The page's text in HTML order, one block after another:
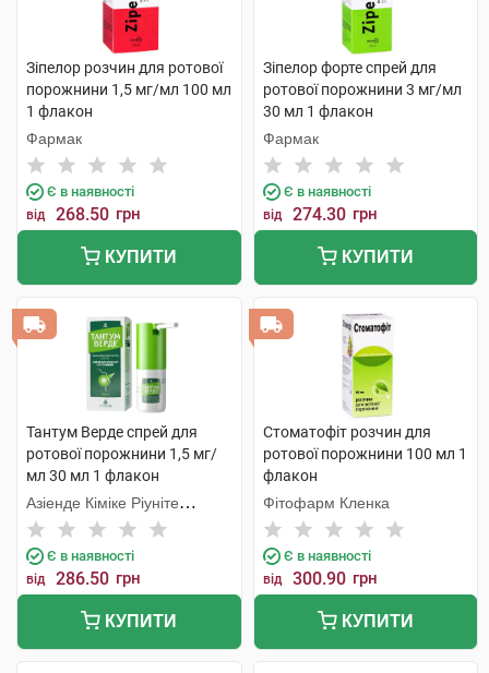
Зіпелор розчин для ротової
порожнини 1,5 мг/мл 100 мл
1 флакон
Фармак
Є в наявності
від 268.50 грн
КУПИТИ
Зіпелор форте спрей для
ротової порожнини 3 мг/мл
30 мл 1 флакон
Фармак
Є в наявності
від 274.30 грн
КУПИТИ
Тантум Верде спрей для
ротової порожнини 1,5 мг/
мл 30 мл 1 флакон
Азіенде Кіміке Ріуніте
Анжеліні Франческо
Є в наявності
від 286.50 грн
КУПИТИ
Стоматофіт розчин для
ротової порожнини 100 мл 1
флакон
Фітофарм Кленка
Є в наявності
від 300.90 грн
КУПИТИ